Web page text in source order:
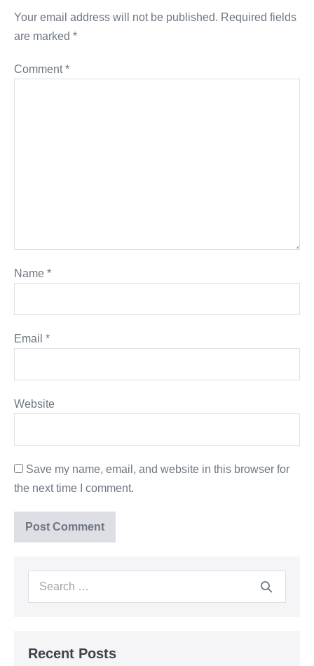
Your email address will not be published. Required fields
are marked *
Comment*
Name *
Email *
Website
Save my name, email, and website in this browser for
the next time I comment.
Recent Posts